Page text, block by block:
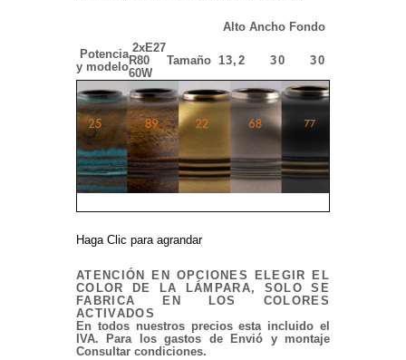
Alto Ancho Fondo
Potencia
y modelo
2xE27
R80
60W
Tamaño 13,2 30 30
Haga Clic para agrandar
ATENCIÓN EN OPCIONES ELEGIR EL
COLOR DE LA LÁMPARA, SOLO SE
FABRICA EN LOS COLORES
ACTIVADOS
En todos nuestros precios esta incluido el
IVA. Para los gastos de Envió y montaje
Consultar condiciones.